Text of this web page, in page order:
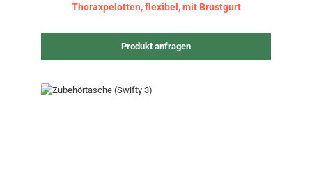
Thoraxpelotten, flexibel, mit Brustgurt
Produkt anfragen